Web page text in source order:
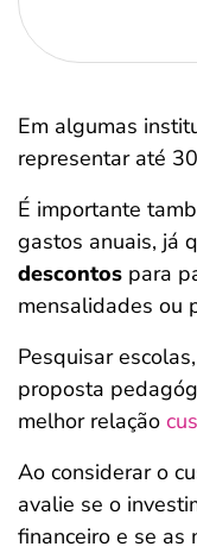
Em algumas
representar até
É importante
gastos anuais, já
descontos para
mensalidades ou
Pesquisar
proposta
melhor relação
Ao considerar o
avalie se o
financeiro e se as